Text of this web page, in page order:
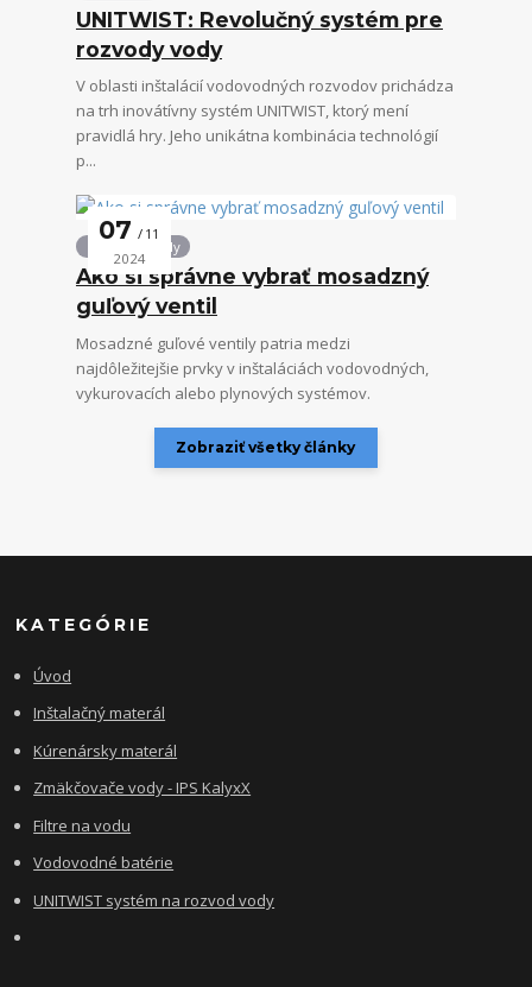
UNITWIST: Revolučný systém pre
rozvody vody
V oblasti inštalácií vodovodných rozvodov prichádza
na trh inovátívny systém UNITWIST, ktorý mení
pravidlá hry. Jeho unikátna kombinácia technológií
p...
07 11
2024
Guľové ventily
Ako si správne vybrať mosadzný
guľový ventil
Mosadzné guľové ventily patria medzi
najdôležitejšie prvky v inštaláciách vodovodných,
vykurovacích alebo plynových systémov.
Zobraziť všetky články
KATEGÓRIE
Úvod
Inštalačný materál
Kúrenársky materál
Zmäkčovače vody - IPS KalyxX
Filtre na vodu
Vodovodné batérie
UNITWIST systém na rozvod vody